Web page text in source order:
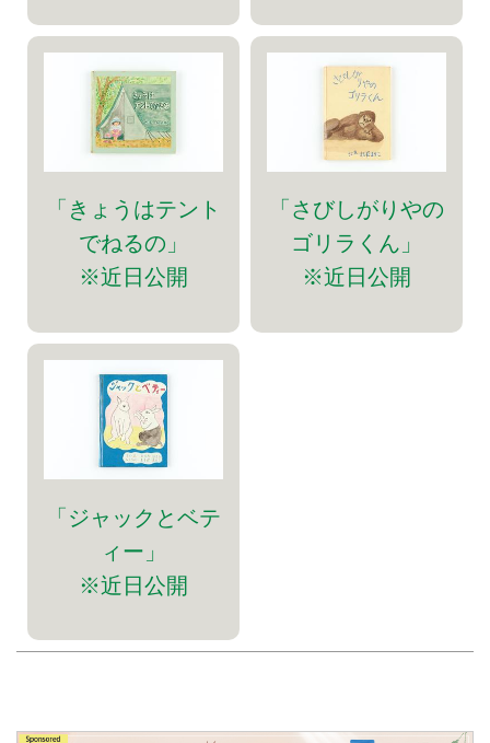
「きょうはテント
でねるの」
※近日公開
「さびしがりやの
ゴリラくん」
※近日公開
「ジャックとベテ
ィー」
※近日公開